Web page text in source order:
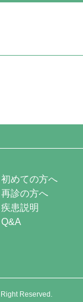
初めての方へ
再診の方へ
疾患説明
Q&A
Reserved.